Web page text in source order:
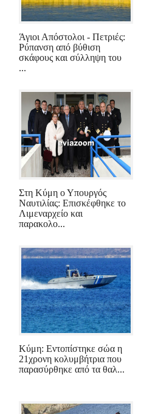
Άγιοι Απόστολοι - Πετριές:
Ρύπανση από βύθιση
σκάφους και σύλληψη του
...
Στη Κύμη ο Υπουργός
Ναυτιλίας: Επισκέφθηκε το
Λιμεναρχείο και
παρακολο...
Κύμη: Εντοπίστηκε σώα η
21χρονη κολυμβήτρια που
παρασύρθηκε από τα θαλ...